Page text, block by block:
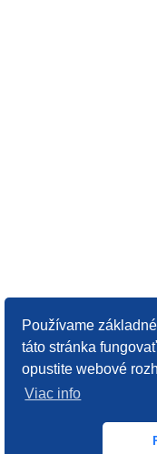
Používame
táto stránka
opustite webové
Viac info